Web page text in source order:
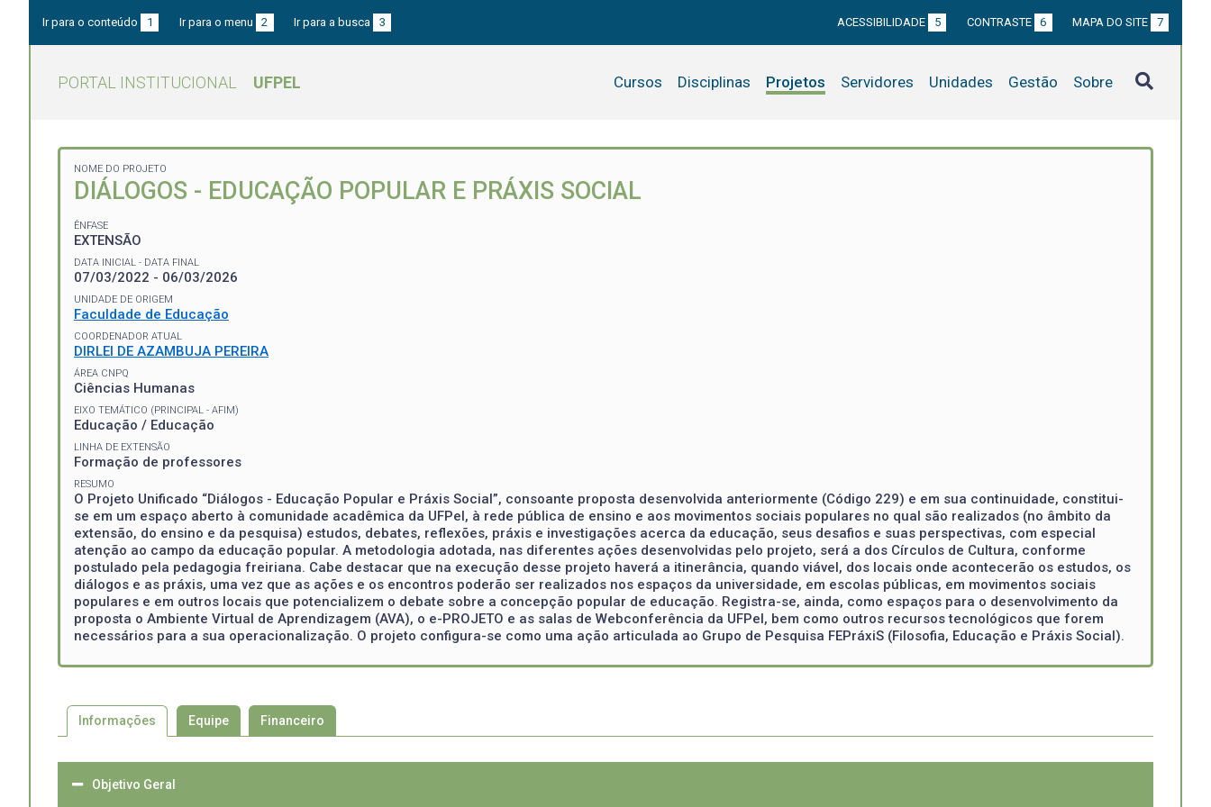
Ir para o conteúdo 1 Ir para o menu 2 Ir para a busca 3 ACESSIBILIDADE 5 CONTRASTE 6 MAPA DO SITE 7
PORTAL INSTITUCIONAL UFPEL Cursos Disciplinas Projetos Servidores Unidades Gestão Sobre
NOME DO PROJETO
DIÁLOGOS - EDUCAÇÃO POPULAR E PRÁXIS SOCIAL
ÊNFASE
EXTENSÃO
DATA INICIAL - DATA FINAL
07/03/2022 - 06/03/2026
UNIDADE DE ORIGEM
Faculdade de Educação
COORDENADOR ATUAL
DIRLEI DE AZAMBUJA PEREIRA
ÁREA CNPQ
Ciências Humanas
EIXO TEMÁTICO (PRINCIPAL - AFIM)
Educação / Educação
LINHA DE EXTENSÃO
Formação de professores
RESUMO
O Projeto Unificado “Diálogos - Educação Popular e Práxis Social”, consoante proposta desenvolvida anteriormente (Código 229) e em sua continuidade, constitui-
se em um espaço aberto à comunidade acadêmica da UFPel, à rede pública de ensino e aos movimentos sociais populares no qual são realizados (no âmbito da
extensão, do ensino e da pesquisa) estudos, debates, reflexões, práxis e investigações acerca da educação, seus desafios e suas perspectivas, com especial
atenção ao campo da educação popular. A metodologia adotada, nas diferentes ações desenvolvidas pelo projeto, será a dos Círculos de Cultura, conforme
postulado pela pedagogia freiriana. Cabe destacar que na execução desse projeto haverá a itinerância, quando viável, dos locais onde acontecerão os estudos, os
diálogos e as práxis, uma vez que as ações e os encontros poderão ser realizados nos espaços da universidade, em escolas públicas, em movimentos sociais
populares e em outros locais que potencializem o debate sobre a concepção popular de educação. Registra-se, ainda, como espaços para o desenvolvimento da
proposta o Ambiente Virtual de Aprendizagem (AVA), o e-PROJETO e as salas de Webconferência da UFPel, bem como outros recursos tecnológicos que forem
necessários para a sua operacionalização. O projeto configura-se como uma ação articulada ao Grupo de Pesquisa FEPráxiS (Filosofia, Educação e Práxis Social).
Informações Equipe Financeiro
Objetivo Geral